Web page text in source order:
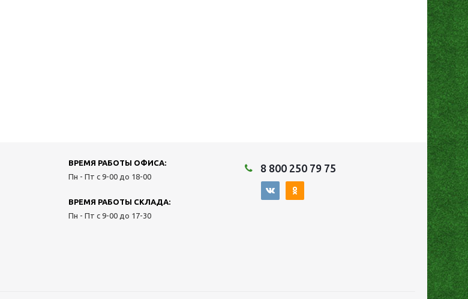
ВРЕМЯ РАБОТЫ ОФИСА:
Пн - Пт с 9-00 до 18-00
ВРЕМЯ РАБОТЫ СКЛАДА:
Пн - Пт с 9-00 до 17-30
8 800 250 79 75